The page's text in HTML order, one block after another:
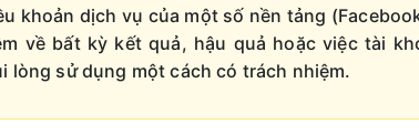
khoản dịch vụ của một số nền tảng
về bất kỳ kết quả, hậu quả hoặc việc tài
lòng sử dụng một cách có trách nhiệm.